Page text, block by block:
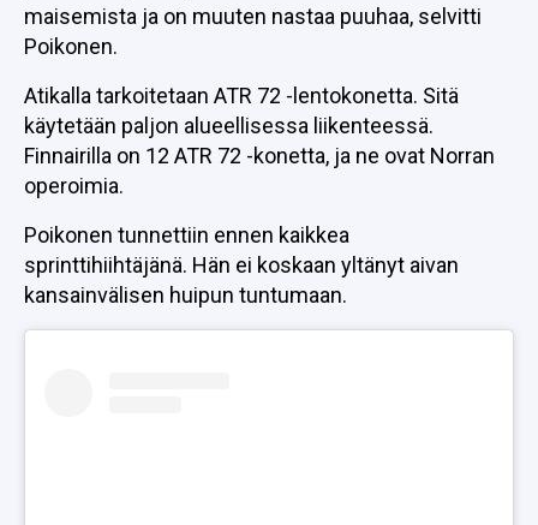
maisemista ja on muuten nastaa puuhaa, selvitti
Poikonen.
Atikalla tarkoitetaan ATR 72 -lentokonetta. Sitä
käytetään paljon alueellisessa liikenteessä.
Finnairilla on 12 ATR 72 -konetta, ja ne ovat Norran
operoimia.
Poikonen tunnettiin ennen kaikkea
sprinttihiihtäjänä. Hän ei koskaan yltänyt aivan
kansainvälisen huipun tuntumaan.